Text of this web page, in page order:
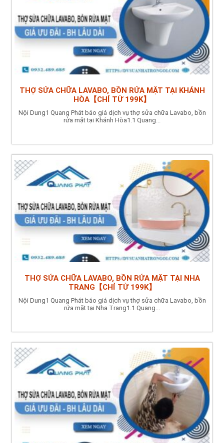
THỢ SỬA CHỮA LAVABO, BỒN RỬA MẶT TẠI KHÁNH
HÒA【CHỈ TỪ 199K】
Nội Dung1 Quang Phát báo giá dịch vụ thợ sửa chữa Lavabo, bồn
rửa mặt tại Khánh Hòa1.1 Quang...
THỢ SỬA CHỮA LAVABO, BỒN RỬA MẶT TẠI NHA
TRANG【CHỈ TỪ 199K】
Nội Dung1 Quang Phát báo giá dịch vụ thợ sửa chữa Lavabo, bồn
rửa mặt tại Nha Trang1.1 Quang...